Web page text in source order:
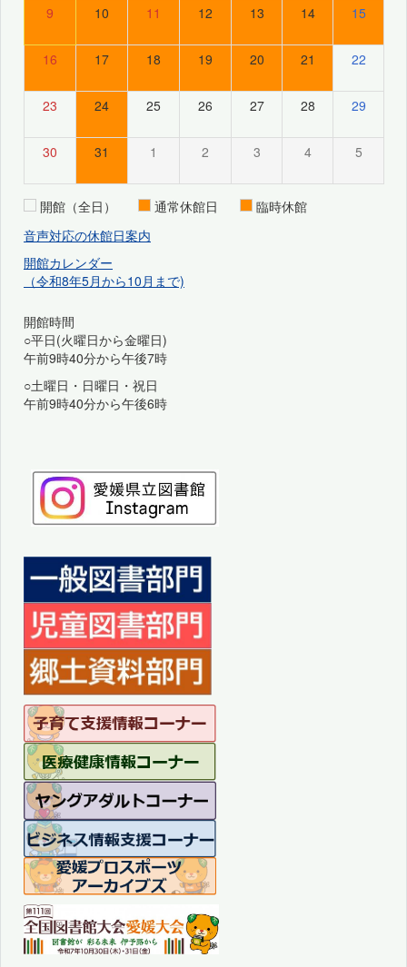
9 10 11 12 13 14 15
16 17 18 19 20 21 22
23 24 25 26 27 28 29
30 31 1 2 3 4 5
開館（全日） 通常休館日
臨時休館
音声対応の休館日案内
開館カレンダー
（令和8年5月から10月まで)
開館時間
○平日(火曜日から金曜日)
午前9時40分から午後7時
○土曜日・日曜日・祝日
午前9時40分から午後6時